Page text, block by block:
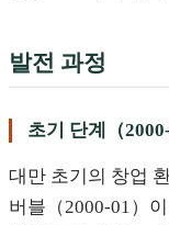
발전 과정
초기 단계（2000-
대만 초기의 창업
버블（2000-01）